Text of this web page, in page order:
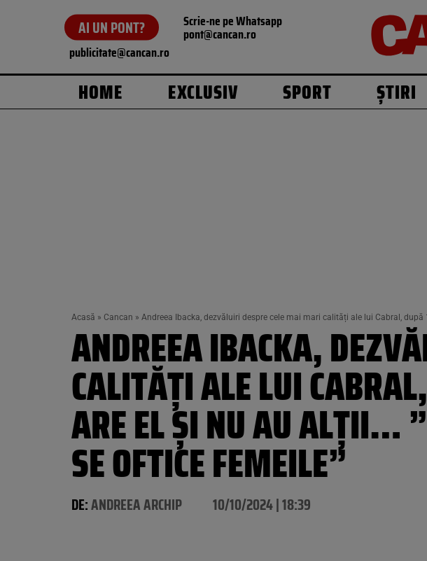
AI UN PONT? Scrie-ne pe Whatsapp
pont@cancan.ro
publicitate@cancan.ro
HOME EXCLUSIV SPORT ȘTIRI
Acasă » Cancan » Andreea Ibacka, dezvăluiri despre cele mai mari calități ale lui Cabral,
ANDREEA IBACKA,
CALITĂȚI ALE LUI
ARE EL ȘI NU AU ALȚII…
SE OFTICE FEMEILE”
DE:ANDREEA ARCHIP 10/10/2024 | 18:39